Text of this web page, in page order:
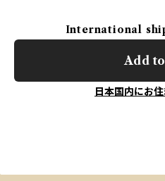
International
Add
日本国内にお